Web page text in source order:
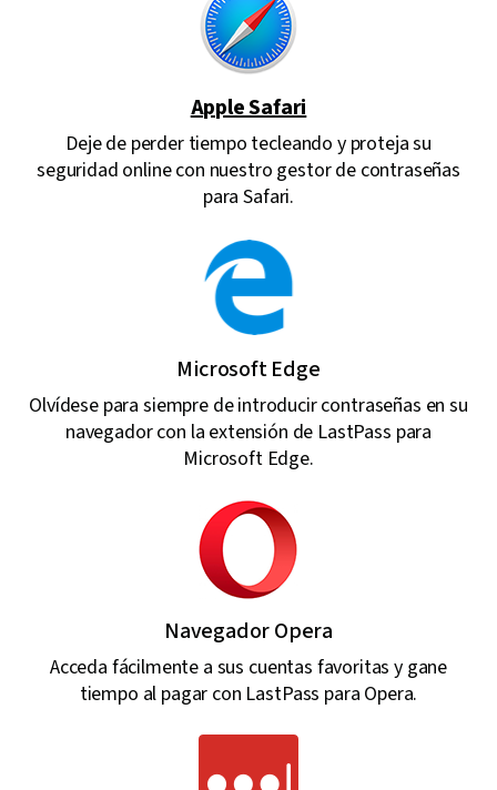
Apple Safari
Deje de perder tiempo tecleando y proteja su
seguridad online con nuestro gestor de contraseñas
para Safari.
Microsoft Edge
Olvídese para siempre de introducir contraseñas en su
navegador con la extensión de LastPass para
Microsoft Edge.
Navegador Opera
Acceda fácilmente a sus cuentas favoritas y gane
tiempo al pagar con LastPass para Opera.